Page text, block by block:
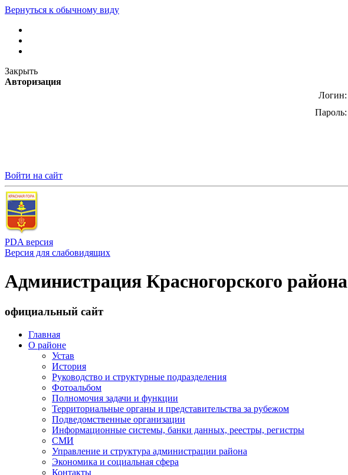
Вернуться к обычному виду
Закрыть
Авторизация
Логин:
Пароль:
Войти на сайт
PDA версия
Версия для слабовидящих
Администрация Красногорского района
официальный сайт
Главная
О районе
Устав
История
Руководство и структурные подразделения
Фотоальбом
Полномочия задачи и функции
Территориальные органы и представительства за рубежом
Подведомственные организации
Информационные системы, банки данных, реестры, регистры
СМИ
Управление и структура администрации района
Экономика и социальная сфера
Контакты